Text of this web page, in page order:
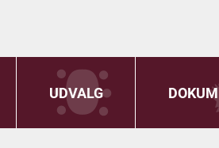
UDVALG